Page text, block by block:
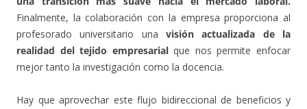
Finalmente, la colaboración con la empresa proporciona al
profesorado universitario una visión actualizada de la
realidad del tejido empresarialque nos permite enfocar
mejor tanto la investigación como la docencia.
Hay que aprovechar este flujo bidireccional de beneficios y